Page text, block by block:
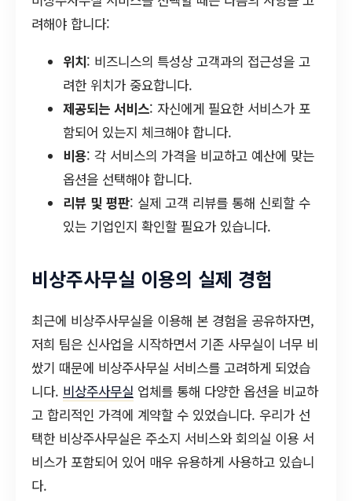
려해야 합니다:
위치: 비즈니스의 특성상 고객과의 접근성을 고
려한 위치가 중요합니다.
제공되는 서비스: 자신에게 필요한 서비스가 포
함되어 있는지 체크해야 합니다.
비용: 각 서비스의 가격을 비교하고 예산에 맞는
옵션을 선택해야 합니다.
리뷰 및 평판: 실제 고객 리뷰를 통해 신뢰할 수
있는 기업인지 확인할 필요가 있습니다.
비상주사무실 이용의 실제 경험
최근에 비상주사무실을 이용해 본 경험을 공유하자면,
저희 팀은 신사업을 시작하면서 기존 사무실이 너무 비
쌌기 때문에 비상주사무실 서비스를 고려하게 되었습
니다. 비상주사무실 업체를 통해 다양한 옵션을 비교하
고 합리적인 가격에 계약할 수 있었습니다. 우리가 선
택한 비상주사무실은 주소지 서비스와 회의실 이용 서
비스가 포함되어 있어 매우 유용하게 사용하고 있습니
다.